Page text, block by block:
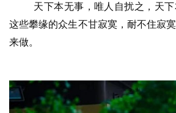
天下本无事，唯人自扰之，天
这些攀缘的众生不甘寂寞，耐不住寂
来做。